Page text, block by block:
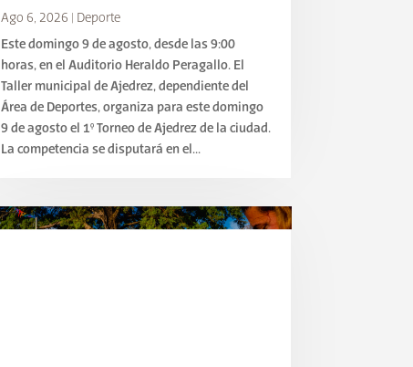
Ago 6, 2026
Deporte
Este domingo 9 de agosto, desde las 9:00
horas, en el Auditorio Heraldo Peragallo. El
Taller municipal de Ajedrez, dependiente del
Área de Deportes, organiza para este domingo
9 de agosto el 1° Torneo de Ajedrez de la ciudad.
La competencia se disputará en el...